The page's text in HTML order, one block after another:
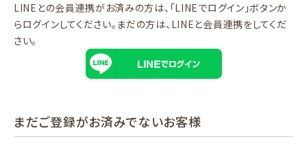
LINEとの会員連携がお済みの方は、「LINEでログイン」ボタンか
らログインしてください。まだの方は、 LINEと会員連携をしてくだ
さい。
まだご登録がお済みでないお客様